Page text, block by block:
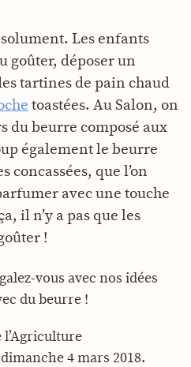
Les enfants
goûter, déposer un
tartines de pain chaud
toastées. Au Salon, on
du beurre composé aux
également le beurre
concassées, que l’on
avec une touche
il n’y a pas que les
!
vous avec nos idées
du beurre !
4 mars 2018.